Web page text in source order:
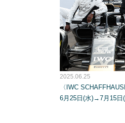
2025.06.25
〈IWC
6月25日(水)→7月15日